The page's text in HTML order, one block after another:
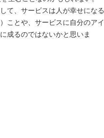
て、サービスは人が幸せになる
ことや、サービスに自分のアイ
成るのではないかと思いま